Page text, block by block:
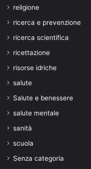
religione
ricerca e prevenzione
ricerca scientifica
ricettazione
risorse idriche
salute
Salute e benessere
salute mentale
sanità
scuola
Senza categoria